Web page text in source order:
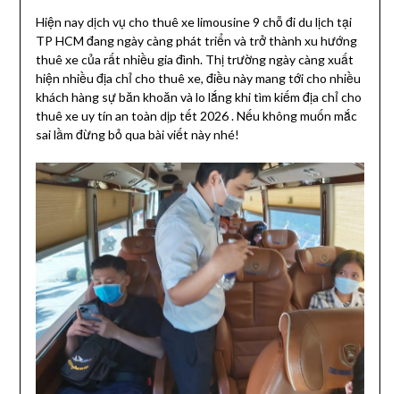
Hiện nay dịch vụ cho thuê xe limousine 9 chỗ đi du lịch tại
TP HCM đang ngày càng phát triển và trở thành xu hướng
thuê xe của rất nhiều gia đình. Thị trường ngày càng xuất
hiện nhiều địa chỉ cho thuê xe, điều này mang tới cho nhiều
khách hàng sự băn khoăn và lo lắng khi tìm kiếm địa chỉ cho
thuê xe uy tín an toàn dịp tết 2026 . Nếu không muốn mắc
sai lầm đừng bỏ qua bài viết này nhé!